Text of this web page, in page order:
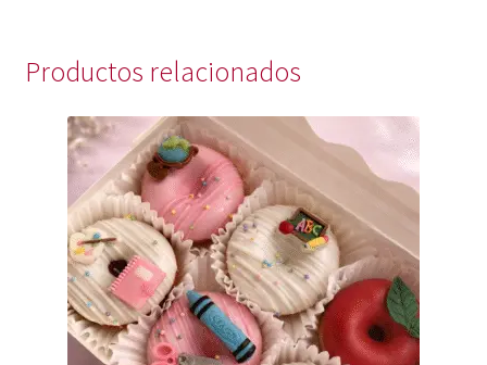
Productos relacionados